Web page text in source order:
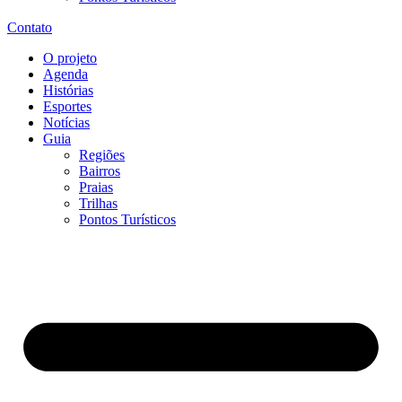
Contato
O projeto
Agenda
Histórias
Esportes
Notícias
Guia
Regiões
Bairros
Praias
Trilhas
Pontos Turísticos